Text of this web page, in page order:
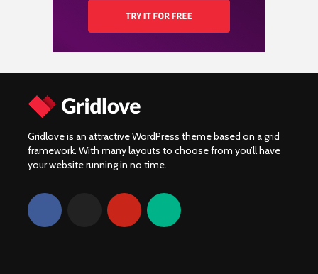
Gridlove is an attractive WordPress theme based on a grid
framework. With many layouts to choose from you’ll have
your website running in no time.